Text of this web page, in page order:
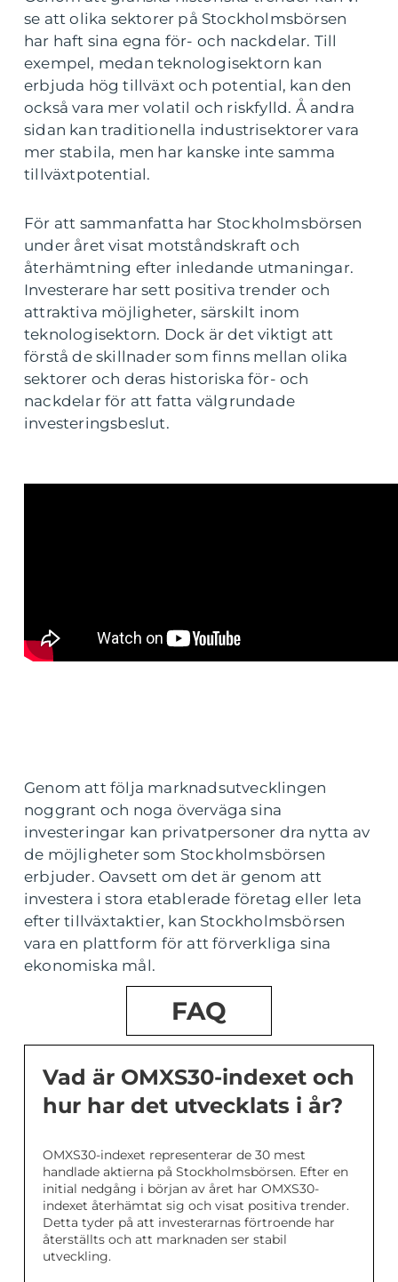
se att olika sektorer på Stockholmsbörsen
har haft sina egna för- och nackdelar. Till
exempel, medan teknologisektorn kan
erbjuda hög tillväxt och potential, kan den
också vara mer volatil och riskfylld. Å andra
sidan kan traditionella industrisektorer vara
mer stabila, men har kanske inte samma
tillväxtpotential.
För att sammanfatta har Stockholmsbörsen
under året visat motståndskraft och
återhämtning efter inledande utmaningar.
Investerare har sett positiva trender och
attraktiva möjligheter, särskilt inom
teknologisektorn. Dock är det viktigt att
förstå de skillnader som finns mellan olika
sektorer och deras historiska för- och
nackdelar för att fatta välgrundade
investeringsbeslut.
Genom att följa marknadsutvecklingen
noggrant och noga överväga sina
investeringar kan privatpersoner dra nytta av
de möjligheter som Stockholmsbörsen
erbjuder. Oavsett om det är genom att
investera i stora etablerade företag eller leta
efter tillväxtaktier, kan Stockholmsbörsen
vara en plattform för att förverkliga sina
ekonomiska mål.
FAQ
Vad är OMXS30-indexet och
hur har det utvecklats i år?
OMXS30-indexet representerar de 30 mest
handlade aktierna på Stockholmsbörsen. Efter en
initial nedgång i början av året har OMXS30-
indexet återhämtat sig och visat positiva trender.
Detta tyder på att investerarnas förtroende har
återställts och att marknaden ser stabil
utveckling.